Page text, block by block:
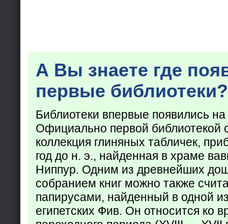
А Вы знаете где
первые библиотеки?
Библиотеки впервые появились
Официально первой библиотекой
коллекция глиняных табличек,
год до н. э., найденная в храме
Ниппур. Одним из древнейших
собранием книг можно также
папирусами, найденный в одной
египетских Фив. Он относится ко